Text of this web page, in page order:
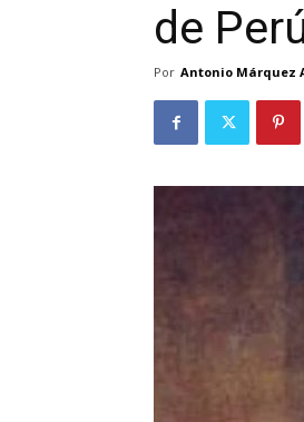
de
Por Antonio Márquez